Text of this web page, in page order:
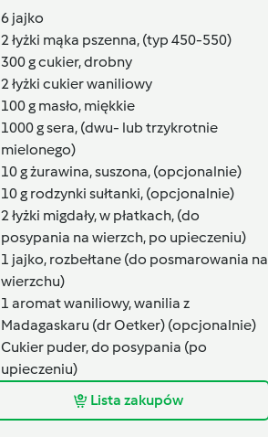
6 jajko
2łyżki mąka pszenna, (typ 450-550)
300gcukier,drobny
2łyżki cukier waniliowy
100g masło, miękkie
1000gsera, (dwu- lub trzykrotnie
mielonego)
10gżurawina, suszona, (opcjonalnie)
10g rodzynki sułtanki, (opcjonalnie)
2łyżki migdały, w płatkach, (do
posypania na wierzch, po upieczeniu)
1 jajko, rozbełtane (do posmarowania na
wierzchu)
1 aromat waniliowy,wanilia z
Madagaskaru (dr Oetker) (opcjonalnie)
Cukier puder,do posypania (po
upieczeniu)
Lista zakupów